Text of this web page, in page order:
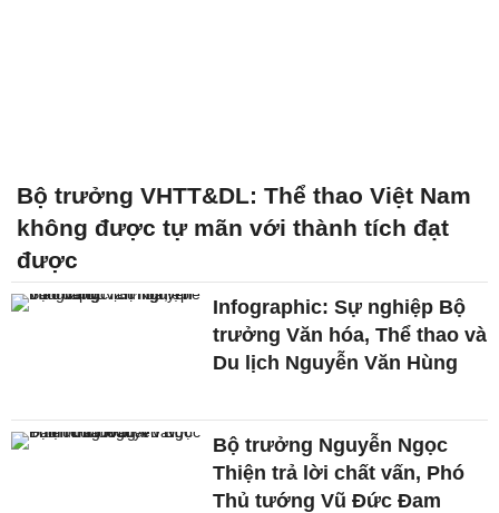
Bộ trưởng VHTT&DL: Thể thao Việt Nam
không được tự mãn với thành tích đạt
được
Infographic: Sự nghiệp Bộ
trưởng Văn hóa, Thể thao và
Du lịch Nguyễn Văn Hùng
Bộ trưởng Nguyễn Ngọc
Thiện trả lời chất vấn, Phó
Thủ tướng Vũ Đức Đam